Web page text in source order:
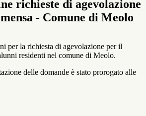
richieste di agevolazione
- Comune di Meolo
per la richiesta di agevolazione per il
residenti nel comune di Meolo.
delle domande è stato prorogato alle